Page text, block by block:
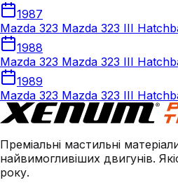
1987
Mazda 323 Mazda 323 III
1988
Mazda 323 Mazda 323 III
1989
Mazda 323 Mazda 323 III
Преміальні мастильні
найвимогливіших двигунів.
року.